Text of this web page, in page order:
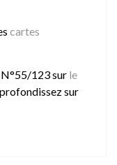
cartes
N°55/123 sur le
sur